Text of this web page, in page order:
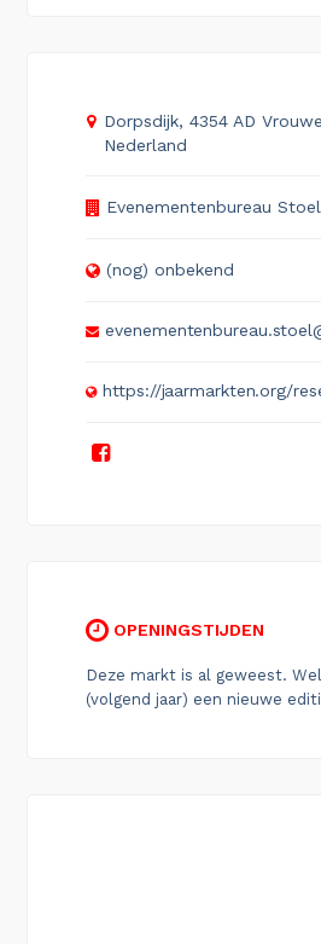
Dorpsdijk, 4354 AD
Nederland
Evenementenbureau Stoel
(nog) onbekend
https://jaarmarkten.org/
OPENINGSTIJDEN
Deze markt is al geweest.
(volgend jaar) een nieuwe